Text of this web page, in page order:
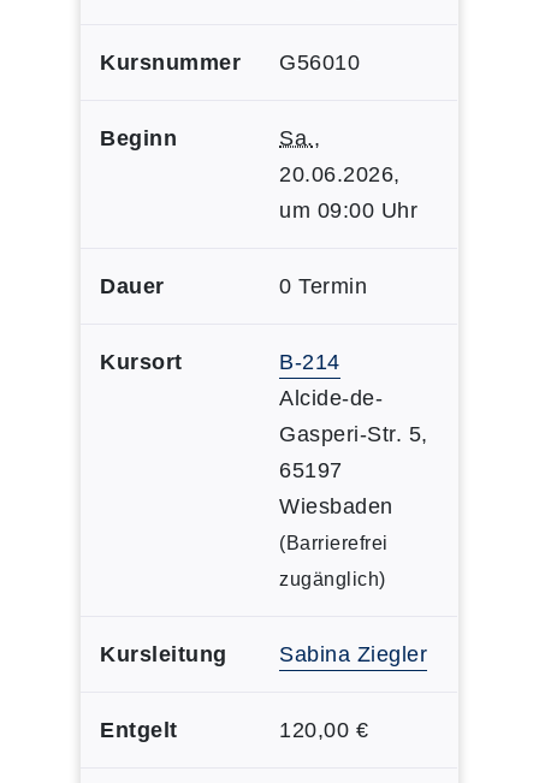
Kursnummer G56010
Beginn Sa.,
20.06.2026,
um 09:00 Uhr
Dauer 0 Termin
Kursort
B-214
Alcide-de-
Gasperi-Str. 5,
65197
Wiesbaden
(Barrierefrei
zugänglich)
Kursleitung Sabina Ziegler
Entgelt 120,00 €